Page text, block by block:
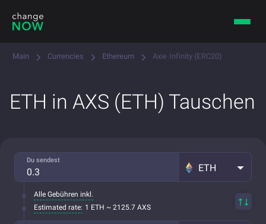
Main Currencies Ethereum Axie Infinity (ERC20)
ETH in AXS (ETH) Tauschen
Du sendest
ETH
Alle Gebühren inkl.
Estimated rate: 1 ETH ~ 2125.7 AXS